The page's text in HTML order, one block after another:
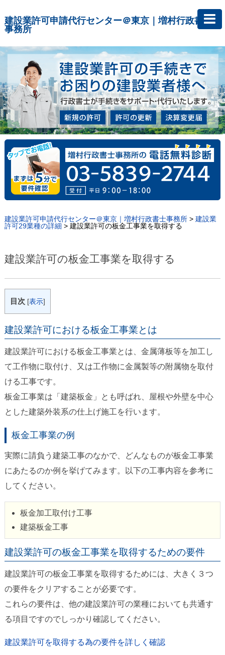
建設業許可申請代行センター＠東京｜増村行政書士
事務所
建設業許可申請代行センター＠東京｜増村行政書士事務所> 建設業
許可29業種の詳細 > 建設業許可の板金工事業を取得する
建設業許可の板金工事業を取得する
目次 [表示]
建設業許可における板金工事業とは
建設業許可における板金工事業とは、金属薄板等を加工し
て工作物に取付け、又は工作物に金属製等の附属物を取付
ける工事です。
板金工事業は「建築板金」とも呼ばれ、屋根や外壁を中心
とした建築外装系の仕上げ施工を行います。
板金工事業の例
実際に請負う建築工事のなかで、どんなものが板金工事業
にあたるのか例を挙げてみます。以下の工事内容を参考に
してください。
板金加工取付け工事
建築板金工事
建設業許可の板金工事業を取得するための要件
建設業許可の板金工事業を取得するためには、大きく３つ
の要件をクリアすることが必要です。
これらの要件は、他の建設業許可の業種においても共通す
る項目ですのでしっかり確認してください。
建設業許可を取得する為の要件を詳しく確認